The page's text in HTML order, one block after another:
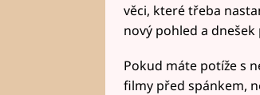
věci, které třeba
nový pohled a
Pokud máte potíže s
filmy před spánkem,